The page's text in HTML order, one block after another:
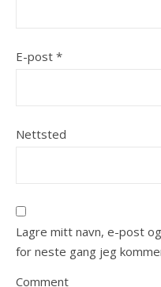
E-post *
Nettsted
Lagre mitt navn, e-post
for neste gang jeg
Comment